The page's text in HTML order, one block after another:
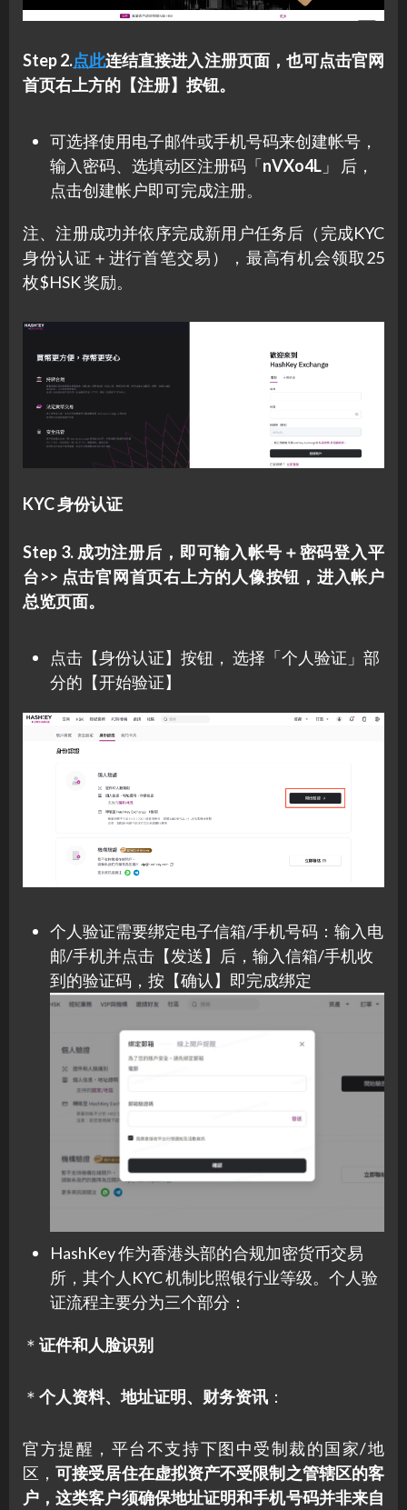
Step 2.点此连结直接进入注册页面，也可点击官网
首页右上方的【注册】按钮。
可选择使用电子邮件或手机号码来创建帐号，
输入密码、选填动区注册码「nVXo4L 」 后，
点击创建帐户即可完成注册。
注、注册成功并依序完成新用户任务后（完成KYC
身份认证＋进行首笔交易），最高有机会领取25
枚$HSK 奖励。
KYC 身份认证
Step 3. 成功注册后，即可输入帐号＋密码登入平
台>> 点击官网首页右上方的人像按钮，进入帐户
总览页面。
点击【身份认证】按钮， 选择「个人验证」部
分的【开始验证】
个人验证需要绑定电子信箱/手机号码：输入电
邮/手机并点击【发送】后，输入信箱/手机收
到的验证码，按【确认】即完成绑定
HashKey 作为香港头部的合规加密货币交易
所，其个人KYC 机制比照银行业等级。个人验
证流程主要分为三个部分：
＊ 证件和人脸识别
＊ 个人资料、地址证明、财务资讯 ：
官方提醒，平台不支持下图中受制裁的国家/地
区，可接受居住在虚拟资产不受限制之管辖区的客
户，这类客户须确保地址证明和手机号码并非来自